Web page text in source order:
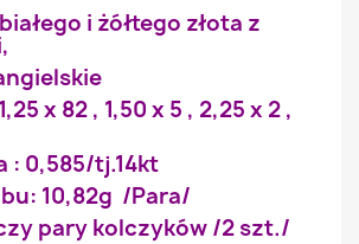
i żółtego złota z
x 82 , 1,50 x 5 , 2,25 x 2 ,
: 0,585/tj.14kt
10,82g /Para/
pary kolczyków /2 szt./